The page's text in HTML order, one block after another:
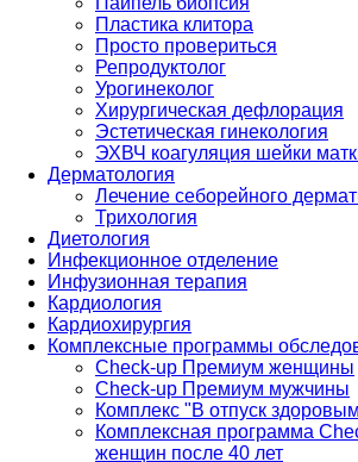
Пластика клитора
Просто провериться
Репродуктолог
Урогинеколог
Хирургическая дефлорация
Эстетическая гинекология
ЭХВЧ коагуляция шейки
Дерматология
Лечение себорейного
Трихология
Диетология
Инфекционное отделение
Инфузионная терапия
Кардиология
Кардиохирургия
Комплексные программы
Check-up Премиум женщины
Check-up Премиум мужчины
Комплекс "В отпуск
Комплексная программа
женщин после 40 лет